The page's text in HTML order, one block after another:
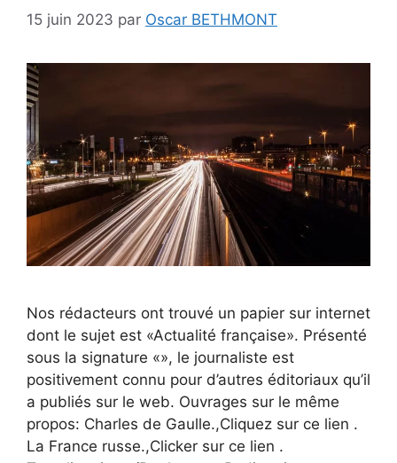
15 juin 2023 par Oscar BETHMONT
Nos rédacteurs ont trouvé un papier sur internet
dont le sujet est «Actualité française». Présenté
sous la signature «», le journaliste est
positivement connu pour d’autres éditoriaux qu’il
a publiés sur le web. Ouvrages sur le même
propos: Charles de Gaulle.,Cliquez sur ce lien .
La France russe.,Clicker sur ce lien .